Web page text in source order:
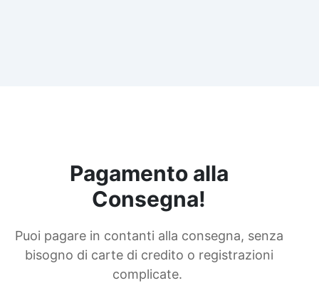
Pagamento alla
Consegna!
Puoi pagare in contanti alla consegna, senza
bisogno di carte di credito o registrazioni
complicate.